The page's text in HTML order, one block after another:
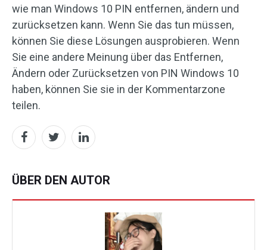
wie man Windows 10 PIN entfernen, ändern und
zurücksetzen kann. Wenn Sie das tun müssen,
können Sie diese Lösungen ausprobieren. Wenn
Sie eine andere Meinung über das Entfernen,
Ändern oder Zurücksetzen von PIN Windows 10
haben, können Sie sie in der Kommentarzone
teilen.
ÜBER DEN AUTOR